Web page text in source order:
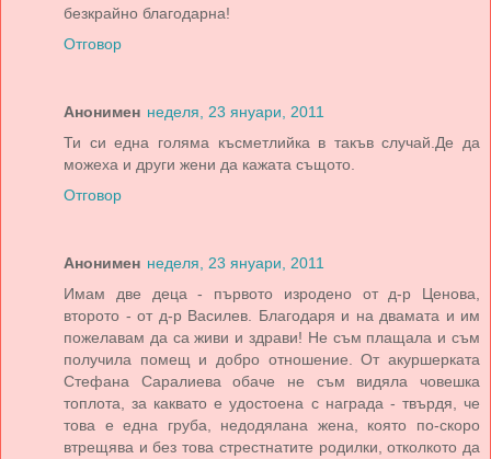
безкрайно благодарна!
Отговор
Анонимен неделя, 23 януари, 2011
Ти си една голяма късметлийка в такъв случай.Де да
можеха и други жени да кажата същото.
Отговор
Анонимен неделя, 23 януари, 2011
Имам две деца - първото изродено от д-р Ценова,
второто - от д-р Василев. Благодаря и на двамата и им
пожелавам да са живи и здрави! Не съм плащала и съм
получила помещ и добро отношение. От акуршерката
Стефана Саралиева обаче не съм видяла човешка
топлота, за каквато е удостоена с награда - твърдя, че
това е една груба, недодялана жена, която по-скоро
втрещява и без това стрестнатите родилки, отколкото да